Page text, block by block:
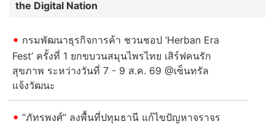
the Digital Nation
กรมพัฒนาธุรกิจการค้า ชวนชอป ‘Herban Era
Fest’ ครั้งที่ 1 ยกขบวนสมุนไพรไทย เสิร์ฟคนรัก
สุขภาพ ระหว่างวันที่ 7 - 9 ส.ค. 69 @เซ็นทรัล
แจ้งวัฒนะ
“ภัทรพงศ์” ลงพื้นที่ปทุมธานี แก้ไขปัญหาจราจร